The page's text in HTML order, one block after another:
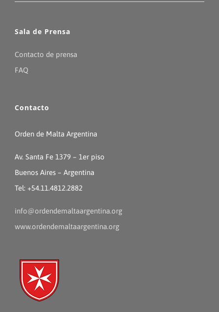
Sala de Prensa
Contacto de prensa
FAQ
Contacto
Orden de Malta Argentina
Av. Santa Fe 1379 – 1er piso
Buenos Aires – Argentina
Tel: +54.11.4812.2882
info@ordendemaltaargentina.org
www.ordendemaltaargentina.org